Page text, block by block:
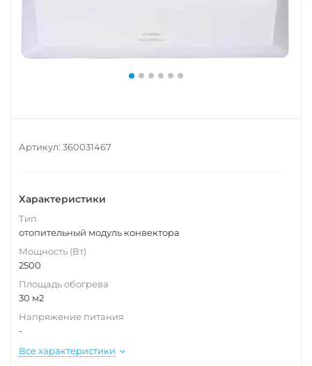
Артикул: 360031467
Характеристики
Тип
отопительный модуль конвектора
Мощность (Вт)
2500
Площадь обогрева
30 м2
Напряжение питания
-
Все характеристики